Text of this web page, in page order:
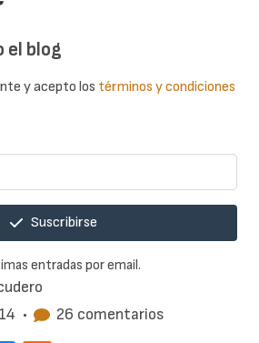
• 26 comentarios
el blog
y acepto los términos y condiciones
Suscribirse
entradas por email.